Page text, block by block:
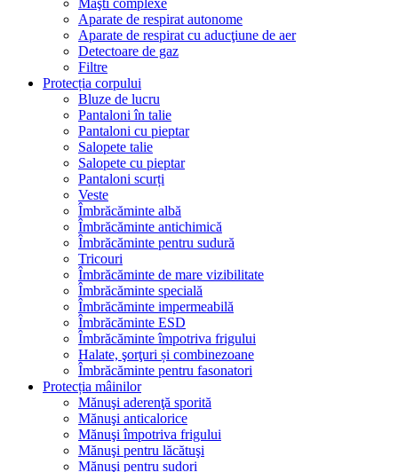
Măşti complexe
Aparate de respirat autonome
Aparate de respirat cu aducţiune de aer
Detectoare de gaz
Filtre
Protecția corpului
Bluze de lucru
Pantaloni în talie
Pantaloni cu pieptar
Salopete talie
Salopete cu pieptar
Pantaloni scurți
Veste
Îmbrăcăminte albă
Îmbrăcăminte antichimică
Îmbrăcăminte pentru sudură
Tricouri
Îmbrăcăminte de mare vizibilitate
Îmbrăcăminte specială
Îmbrăcăminte impermeabilă
Îmbrăcăminte ESD
Îmbrăcăminte împotriva frigului
Halate, şorţuri și combinezoane
Îmbrăcăminte pentru fasonatori
Protecția mâinilor
Mănuşi aderenţă sporită
Mănuşi anticalorice
Mănuşi împotriva frigului
Mănuşi pentru lăcătuşi
Mănuşi pentru sudori